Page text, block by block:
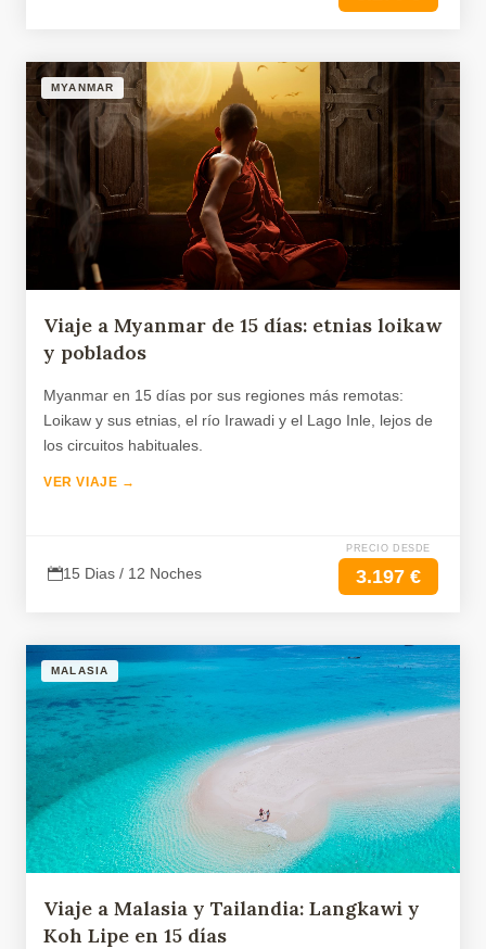
MYANMAR
Viaje a Myanmar de 15 días: etnias loikaw
y poblados
Myanmar en 15 días por sus regiones más remotas:
Loikaw y sus etnias, el río Irawadi y el Lago Inle, lejos de
los circuitos habituales.
VER VIAJE →
15 Dias / 12 Noches
PRECIO DESDE
3.197 €
MALASIA
Viaje a Malasia y Tailandia: Langkawi y
Koh Lipe en 15 días